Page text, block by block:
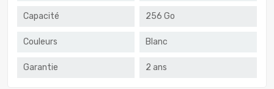
Capacité 256 Go
Couleurs Blanc
Garantie 2 ans